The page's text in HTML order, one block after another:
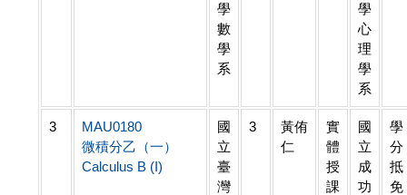
學
數
學
系
學
心
理
學
系
3
MAU0180
微積分乙（一）
Calculus B (I)
國
立
臺
灣
3
黃侑
仁
實
體
授
課
國
立
成
功
學
分
抵
免